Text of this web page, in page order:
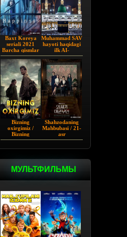
Baxt Koreya
seriali 2021
Barcha qismlar
Uzbekcha
tarjima
Muhammad SAV
hayoti haqidagi
ilk AI-
vizuallashtirilgan
serial! - Yo
Rasululloh |
Barcha qismi
Bizning
oxirgimiz /
Bizning
so'ngimiz AQSh
tilida O'zbekcha
Shahzodaning
Mahbubasi / 21-
asr
Shaxzodasining
МУЛЬТФИЛЬМЫ